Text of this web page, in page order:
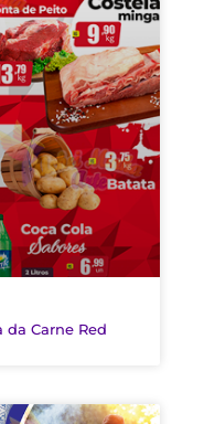
da Carne Red